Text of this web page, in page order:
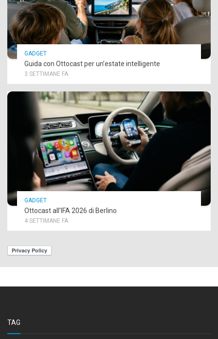
GADGET
Guida con Ottocast per un’estate intelligente
3 SETTIMANE FA
GADGET
Ottocast all’IFA 2026 di Berlino
4 SETTIMANE FA
TAG